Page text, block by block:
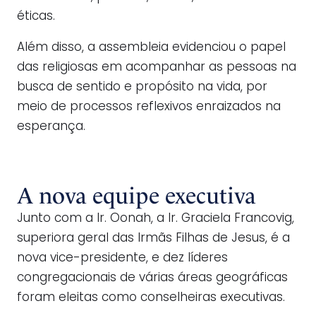
éticas.
Além disso, a assembleia evidenciou o papel
das religiosas em acompanhar as pessoas na
busca de sentido e propósito na vida, por
meio de processos reflexivos enraizados na
esperança.
A nova equipe executiva
Junto com a Ir. Oonah, a Ir. Graciela Francovig,
superiora geral das Irmãs Filhas de Jesus, é a
nova vice-presidente, e dez líderes
congregacionais de várias áreas geográficas
foram eleitas como conselheiras executivas.